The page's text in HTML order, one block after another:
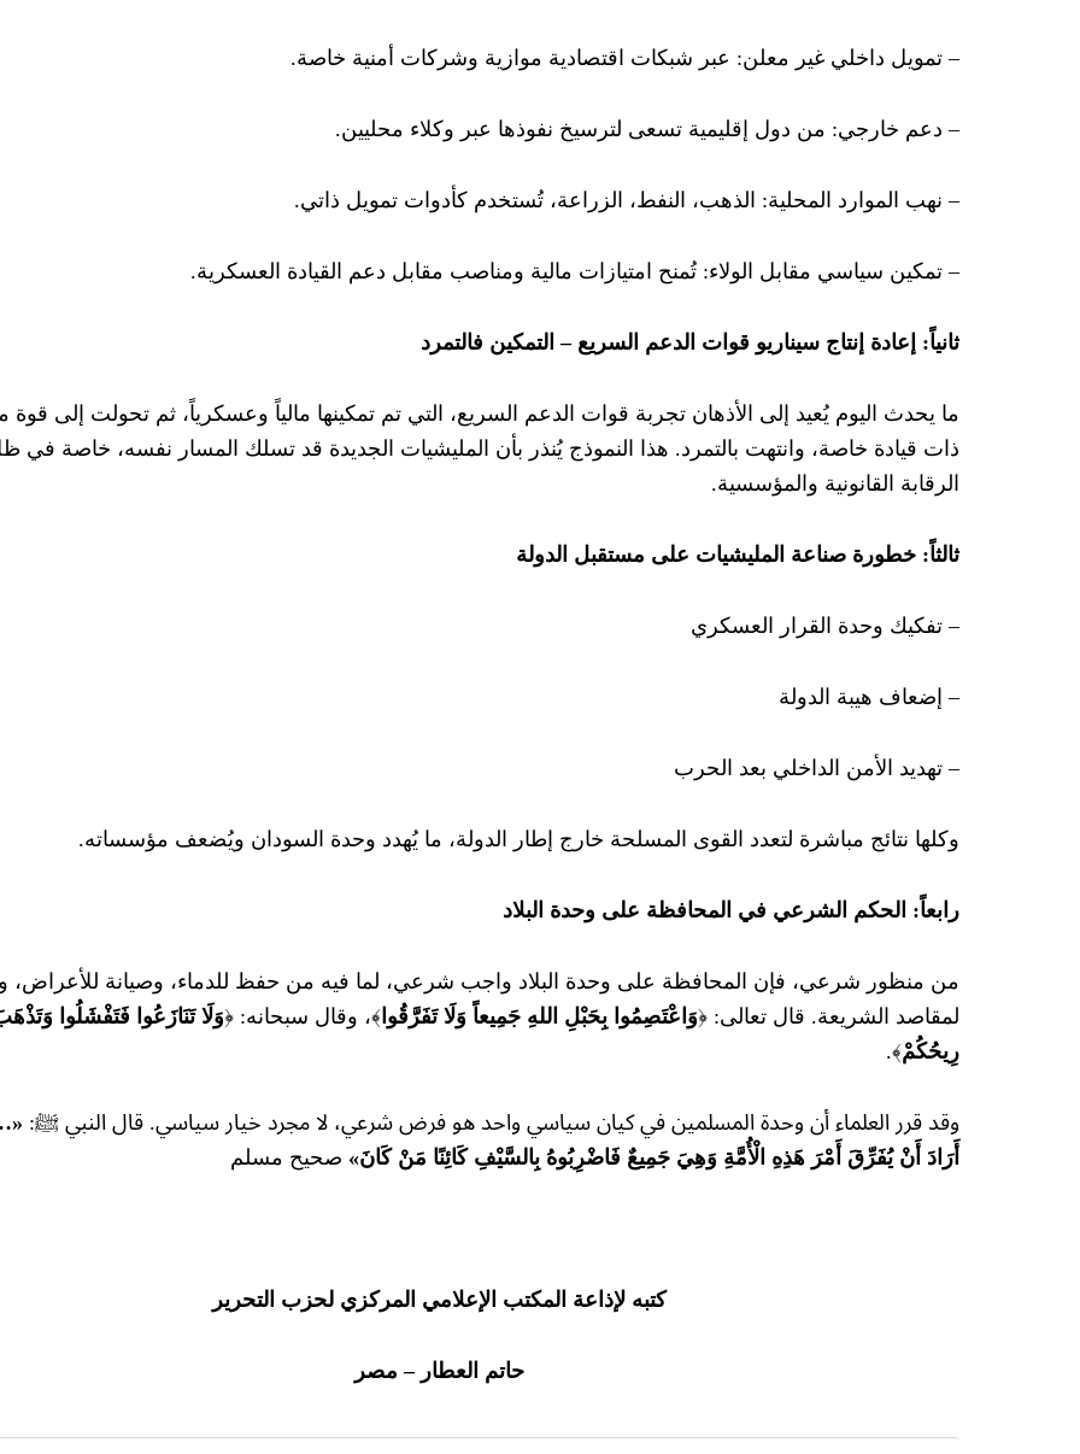
– تمويل داخلي غير معلن: عبر شبكات اقتصادية موازية وشركات أمنية خاصة.
– دعم خارجي: من دول إقليمية تسعى لترسيخ نفوذها عبر وكلاء محليين.
– نهب الموارد المحلية: الذهب، النفط، الزراعة، تُستخدم كأدوات تمويل ذاتي.
– تمكين سياسي مقابل الولاء: تُمنح امتيازات مالية ومناصب مقابل دعم القيادة العسكرية.
ثانياً: إعادة إنتاج سيناريو قوات الدعم السريع – التمكين فالتمرد
ما يحدث اليوم يُعيد إلى الأذهان تجربة قوات الدعم السريع، التي تم تمكينها مالياً وعسكرياً، ثم تحولت إلى قوة
ذات قيادة خاصة، وانتهت بالتمرد. هذا النموذج يُنذر بأن المليشيات الجديدة قد تسلك المسار نفسه، خاصة في
الرقابة القانونية والمؤسسية.
ثالثاً: خطورة صناعة المليشيات على مستقبل الدولة
– تفكيك وحدة القرار العسكري
– إضعاف هيبة الدولة
– تهديد الأمن الداخلي بعد الحرب
وكلها نتائج مباشرة لتعدد القوى المسلحة خارج إطار الدولة، ما يُهدد وحدة السودان ويُضعف مؤسساته.
رابعاً: الحكم الشرعي في المحافظة على وحدة البلاد
من منظور شرعي، فإن المحافظة على وحدة البلاد واجب شرعي، لما فيه من حفظ للدماء، وصيانة للأعراض،
لمقاصد الشريعة. قال تعالى: ﴿وَاعْتَصِمُوا بِحَبْلِ اللهِ جَمِيعاً وَلَا تَفَرَّقُوا ﴾، وقال سبحانه: ﴿وَلَا تَنَازَعُوا فَتَفْشَلُوا
رِيحُكُمْ﴾.
وقد قرر العلماء أن وحدة المسلمين في كيان سياسي واحد هو فرض شرعي، لا مجرد خيار سياسي. قال النبي ﷺ:
أَرَادَ أَنْ يُفَرِّقَ أَمْرَ هَذِهِ الْأُمَّةِ وَهِيَ جَمِيعٌ فَاضْرِبُوهُ بِالسَّيْفِ كَائِنًا مَنْ كَانَ» صحيح مسلم
كتبه لإذاعة المكتب الإعلامي المركزي لحزب التحرير
حاتم العطار – مصر